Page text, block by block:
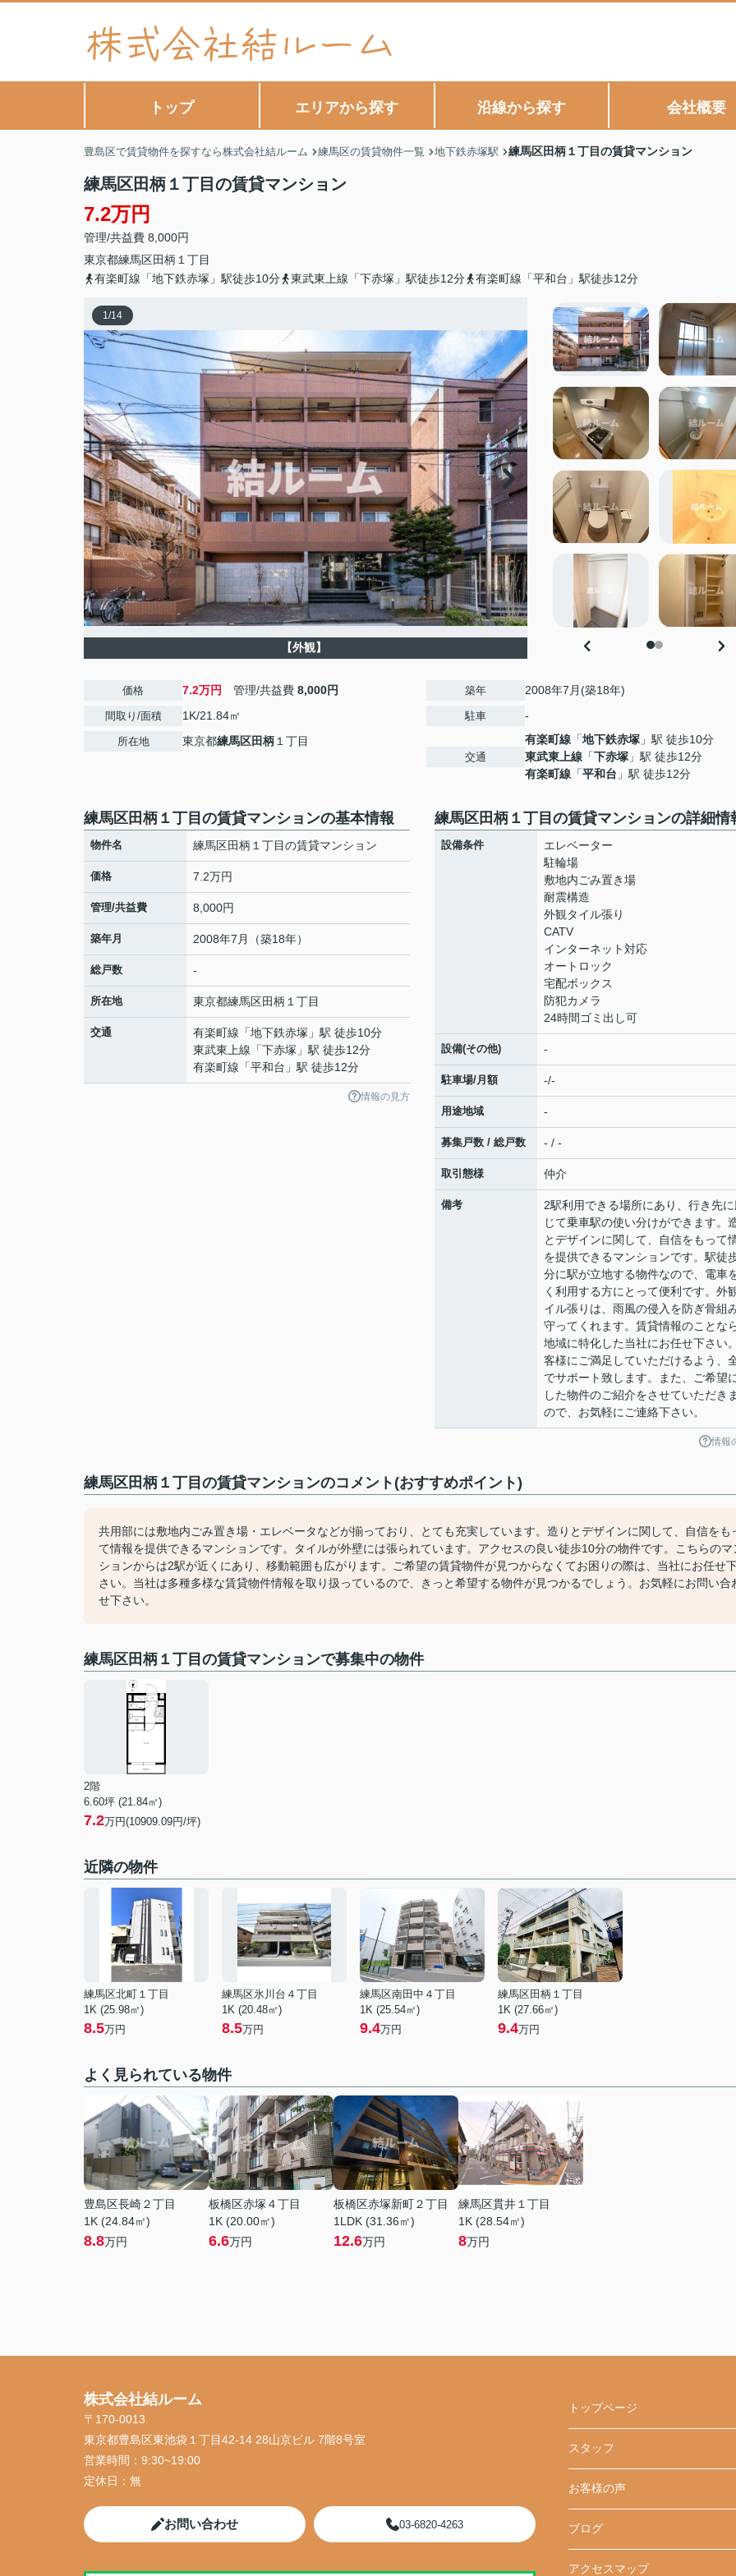
トップ エリアから探す 沿線から探す 会社概要
豊島区で賃貸物件を探すなら株式会社結ルーム 練馬区の賃貸物件一覧 地下鉄赤塚駅 練馬区田柄１丁目の賃貸マンション
練馬区田柄１丁目の賃貸マンション
7.2万円
管理/共益費 8,000円
東京都練馬区田柄 １丁目
有楽町線「地下鉄赤塚」駅徒歩10分
東武東上線「下赤塚」駅徒歩12分 有楽町線「平和台」駅徒歩12分
1/14
【外観】
価格 7.2万円 管理/共益費 8,000円
間取り/面積 1K/21.84㎡
所在地 東京都練馬区田柄 １丁目
築年 2008年7月(築18年)
駐車 -
交通
有楽町線 「地下鉄赤塚 」駅 徒歩10分
東武東上線 「下赤塚 」駅 徒歩12分
有楽町線 「平和台 」駅 徒歩12分
練馬区田柄１丁目の賃貸マンションの基本情報
物件名 練馬区田柄１丁目の賃貸マンション
価格 7.2万円
管理/共益費 8,000円
築年月 2008年7月（築18年）
総戸数 -
所在地 東京都練馬区田柄 １丁目
交通 有楽町線 「地下鉄赤塚 」駅 徒歩10分
東武東上線 「下赤塚 」駅 徒歩12分
有楽町線 「平和台 」駅 徒歩12分
情報の見方
練馬区田柄１丁目の賃貸マンションの詳細情
設備条件
エレベーター
駐輪場
敷地内ごみ置き場
耐震構造
外観タイル張り
CATV
インターネット対応
オートロック
宅配ボックス
防犯カメラ
24時間ゴミ出し可
設備(その他) -
駐車場/月額 -/-
用途地域 -
募集戸数 / 総戸数 - / -
取引態様 仲介
備考
2駅利用できる場所にあり、行き先
じて乗車駅の使い分けができます。
とデザインに関して、自信をもって
を提供できるマンションです。駅徒
分に駅が立地する物件なので、電車
く利用する方にとって便利です。外
イル張りは、雨風の侵入を防ぎ骨組
守ってくれます。賃貸情報のことな
地域に特化した当社にお任せ下さい
客様にご満足していただけるよう、
でサポート致します。また、ご希望
した物件のご紹介をさせていただき
ので、お気軽にご連絡下さい。
情報
練馬区田柄１丁目の賃貸マンションのコメント(おすすめポイント)
共用部には敷地内ごみ置き場・エレベータなどが揃っており、とても充実しています。造りとデザインに関して、自信をも
て情報を提供できるマンションです。タイルが外壁には張られています。アクセスの良い徒歩10分の物件です。こちらのマ
ションからは2駅が近くにあり、移動範囲も広がります。ご希望の賃貸物件が見つからなくてお困りの際は、当社にお任せ
さい。当社は多種多様な賃貸物件情報を取り扱っているので、きっと希望する物件が見つかるでしょう。お気軽にお問い合
せ下さい。
練馬区田柄１丁目の賃貸マンションで募集中の物件
2階
6.60坪 (21.84㎡)
7.2万円(10909.09円/坪)
近隣の物件
練馬区北町１丁目
1K (25.98㎡)
8.5万円
練馬区氷川台４丁目
1K (20.48㎡)
8.5万円
練馬区南田中４丁目
1K (25.54㎡)
9.4万円
練馬区田柄１丁目
1K (27.66㎡)
9.4万円
よく見られている物件
豊島区長崎２丁目
1K (24.84㎡)
8.8万円
板橋区赤塚４丁目
1K (20.00㎡)
6.6万円
板橋区赤塚新町２丁目
1LDK (31.36㎡)
12.6万円
練馬区貫井１丁目
1K (28.54㎡)
8万円
株式会社結ルーム
〒170-0013
東京都豊島区東池袋１丁目42-14 28山京ビル 7階8号室
営業時間： 9:30~19:00
定休日： 無
お問い合わせ 03-6820-4263
トップページ
スタッフ
お客様の声
ブログ
アクセスマップ